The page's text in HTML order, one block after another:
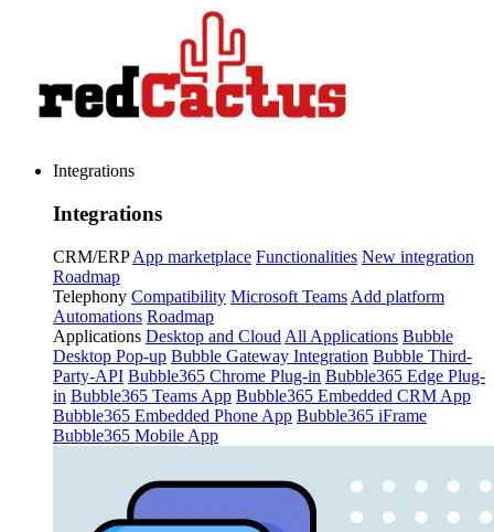
Integrations
Integrations
CRM/ERP App marketplace Functionalities New integration
Roadmap
Telephony Compatibility Microsoft Teams Add platform
Automations Roadmap
Applications Desktop and Cloud All Applications Bubble
Desktop Pop-up Bubble Gateway Integration Bubble Third-
Party-API Bubble365 Chrome Plug-in Bubble365 Edge Plug-
in Bubble365 Teams App Bubble365 Embedded CRM App
Bubble365 Embedded Phone App Bubble365 iFrame
Bubble365 Mobile App